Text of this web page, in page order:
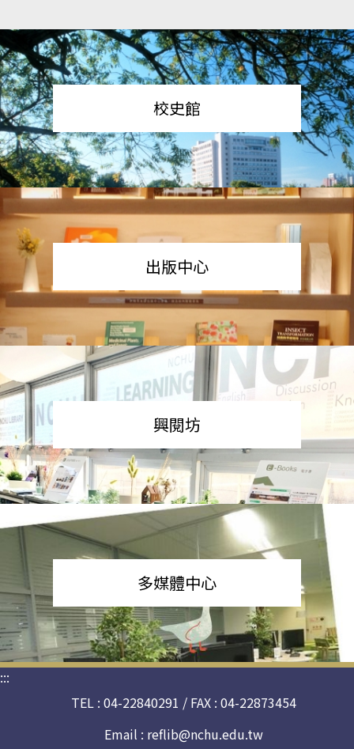
校史館
出版中心
興閱坊
多媒體中心
:::
TEL : 04-22840291 / FAX : 04-22873454
Email : reflib@nchu.edu.tw